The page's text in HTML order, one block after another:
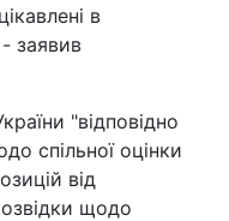
в
- заявив
"відповідно
спільної оцінки
від
щодо